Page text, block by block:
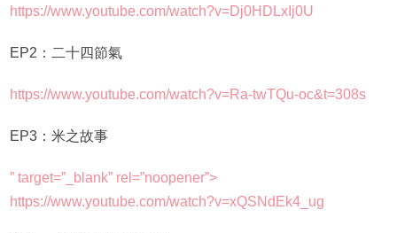
https://www.youtube.com/watch?v=Dj0HDLxIj0U
EP2：二十四節氣
https://www.youtube.com/watch?v=Ra-twTQu-oc&t=308s
EP3：米之故事
” target=”_blank” rel=”noopener”>
https://www.youtube.com/watch?v=xQSNdEk4_ug